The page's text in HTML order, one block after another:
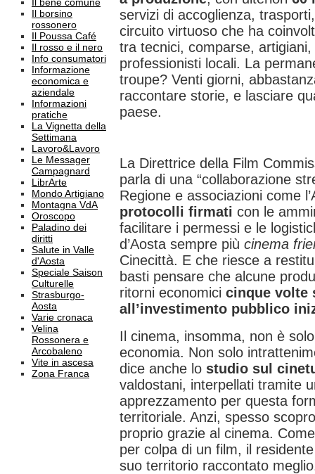
Il borsino
rossonero
Il Poussa Café
Il rosso e il nero
Info consumatori
Informazione
economica e
aziendale
Informazioni
pratiche
La Vignetta della
Settimana
Lavoro&Lavoro
Le Messager
Campagnard
LibrArte
Mondo Artigiano
Montagna VdA
Oroscopo
Paladino dei
diritti
Salute in Valle
d'Aosta
Speciale Saison
Culturelle
Strasburgo-
Aosta
Varie cronaca
Velina
Rossonera e
Arcobaleno
Vite in ascesa
Zona Franca
servizi di accoglienza,
circuito virtuoso che ha
tra tecnici, comparse,
professionisti locali. La
troupe? Venti giorni,
raccontare storie, e lasciare
paese.
La Direttrice della Film
parla di una “collaborazione
Regione e associazioni come
protocolli firmati con le
facilitare i permessi e le
d’Aosta sempre più cinema
Cinecittà. E che riesce a
basti pensare che alcune
ritorni economici cinque volte
all’investimento pubblico
Il cinema, insomma, non è
economia. Non solo
dice anche lo studio sul
valdostani, interpellati tramite
apprezzamento per questa
territoriale. Anzi, spesso
proprio grazie al cinema.
per colpa di un film, il
suo territorio raccontato